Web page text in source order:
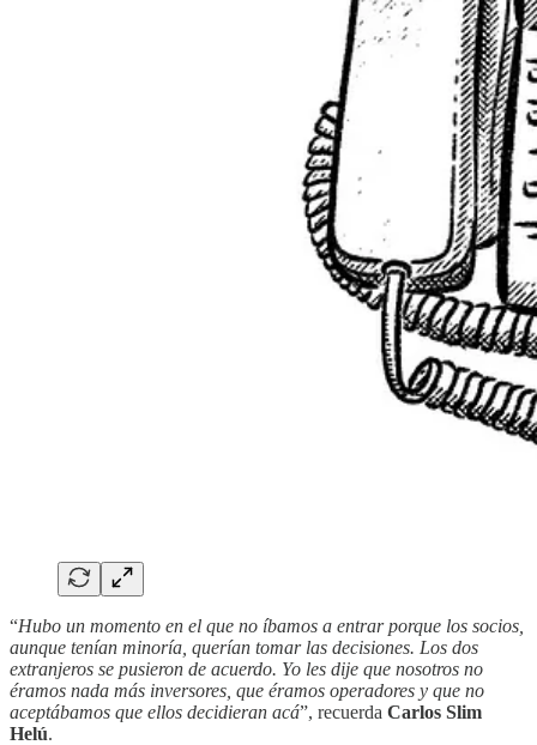
“Hubo un momento en el que no íbamos a entrar porque los socios,
aunque tenían minoría, querían tomar las decisiones. Los dos
extranjeros se pusieron de acuerdo. Yo les dije que nosotros no
éramos nada más inversores, que éramos operadores y que no
aceptábamos que ellos decidieran acá”, recuerda Carlos Slim
Helú.